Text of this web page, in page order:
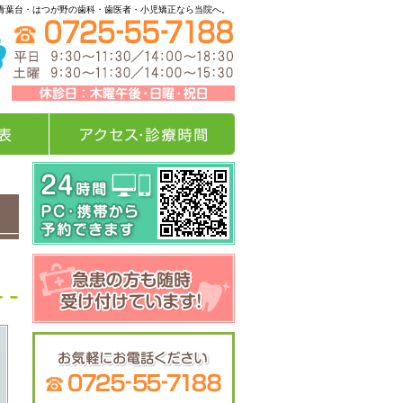
葉台・はつが野の歯科・歯医者・小児矯正なら当院へ。
アクセス・診療時間